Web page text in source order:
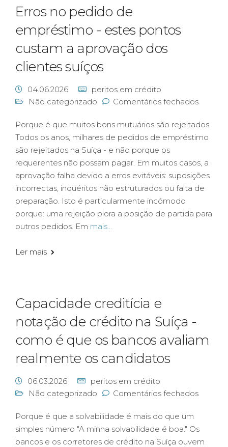
Erros no pedido de
empréstimo - estes pontos
custam a aprovação dos
clientes suíços
04.06.2026
peritos em crédito
Não categorizado
Comentários fechados
Porque é que muitos bons mutuários são rejeitados
Todos os anos, milhares de pedidos de empréstimo
são rejeitados na Suíça - e não porque os
requerentes não possam pagar. Em muitos casos, a
aprovação falha devido a erros evitáveis: suposições
incorrectas, inquéritos não estruturados ou falta de
preparação. Isto é particularmente incómodo
porque: uma rejeição piora a posição de partida para
outros pedidos. Em mais...
Ler mais
Capacidade creditícia e
notação de crédito na Suíça -
como é que os bancos avaliam
realmente os candidatos
06.03.2026
peritos em crédito
Não categorizado
Comentários fechados
Porque é que a solvabilidade é mais do que um
simples número "A minha solvabilidade é boa." Os
bancos e os corretores de crédito na Suíça ouvem